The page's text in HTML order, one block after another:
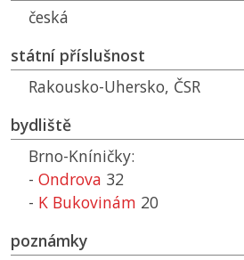
česká
státní příslušnost
Rakousko-Uhersko, ČSR
bydliště
Brno-Kníničky:
- Ondrova 32
- K Bukovinám 20
poznámky